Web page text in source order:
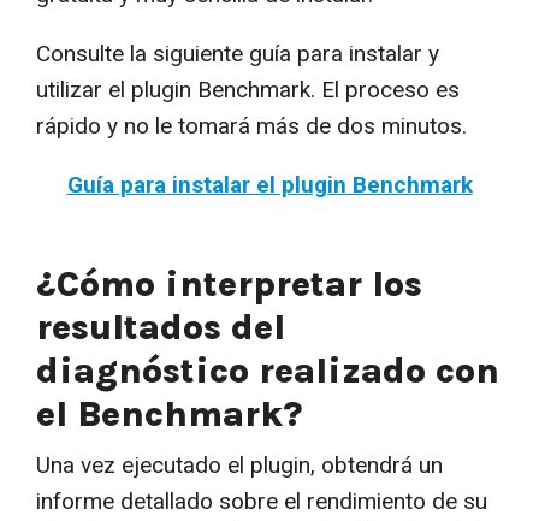
Consulte la siguiente guía para instalar y
utilizar el plugin Benchmark. El proceso es
rápido y no le tomará más de dos minutos.
Guía para instalar el plugin Benchmark
¿Cómo interpretar los
resultados del
diagnóstico realizado con
el Benchmark?
Una vez ejecutado el plugin, obtendrá un
informe detallado sobre el rendimiento de su